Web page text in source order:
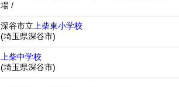
場 /
深谷市立 上柴東小学校
(埼玉県深谷市)
上柴中学校
(埼玉県深谷市)